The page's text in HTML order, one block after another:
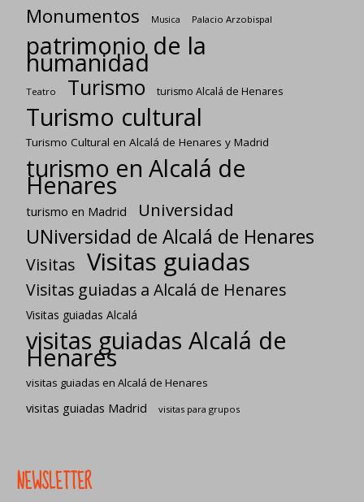
Monumentos Musica Palacio Arzobispal
patrimonio de la
humanidad
Teatro Turismo turismo Alcalá de Henares
Turismo cultural
Turismo Cultural en Alcalá de Henares y Madrid
turismo en Alcalá de
Henares
turismo en Madrid Universidad
UNiversidad de Alcalá de Henares
Visitas Visitas guiadas
Visitas guiadas a Alcalá de Henares
Visitas guiadas Alcalá
visitas guiadas Alcalá de
Henares
visitas guiadas en Alcalá de Henares
visitas guiadas Madrid visitas para grupos
NEWSLETTER